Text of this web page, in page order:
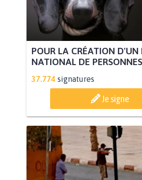
POUR LA CRÉATION D'UN
NATIONAL DE
37.774 signatures
Je signe